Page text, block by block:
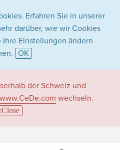
Erfahren Sie in unserer
darüber, wie wir Cookies
Einstellungen ändern
OK
der Schweiz und
www.CeDe.com wechseln.
Close